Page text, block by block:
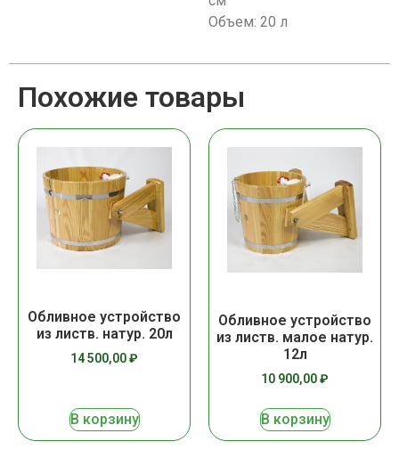
Объем: 20 л
Похожие товары
Обливное устройство
из листв. натур. 20л
14 500,00₽
В корзину
Обливное устройство
из листв. малое натур.
12л
10 900,00₽
В корзину